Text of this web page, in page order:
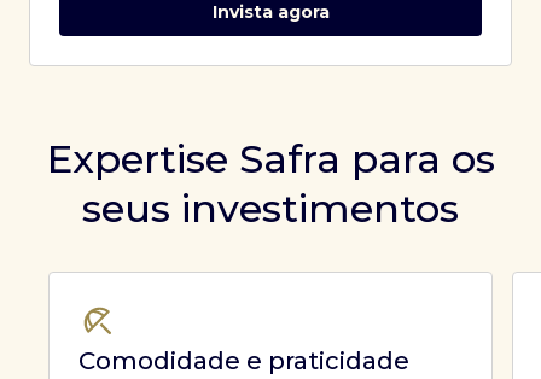
Invista agora
Expertise Safra para os
seus investimentos
Comodidade e praticidade